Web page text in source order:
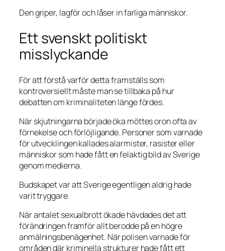
Den griper, lagför och låser in farliga människor.
Ett svenskt politiskt
misslyckande
För att förstå varför detta framställs som
kontroversiellt måste man se tillbaka på hur
debatten om kriminaliteten länge fördes.
När skjutningarna började öka möttes oron ofta av
förnekelse och förlöjligande. Personer som varnade
för utvecklingen kallades alarmister, rasister eller
människor som hade fått en felaktig bild av Sverige
genom medierna.
Budskapet var att Sverige egentligen aldrig hade
varit tryggare.
När antalet sexualbrott ökade hävdades det att
förändringen framför allt berodde på en högre
anmälningsbenägenhet. När polisen varnade för
områden där kriminella strukturer hade fått ett